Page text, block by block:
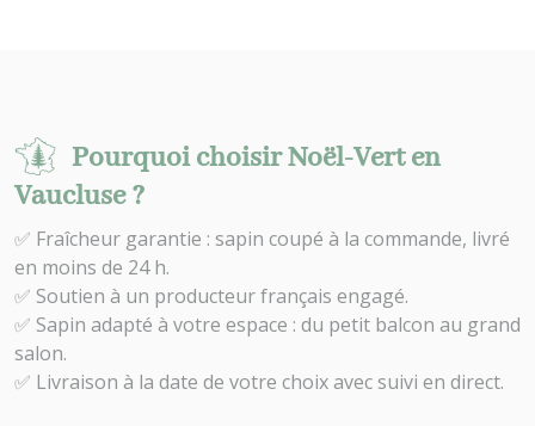
Pourquoi choisir Noël-Vert en
Vaucluse ?
✅ Fraîcheur garantie : sapin coupé à la commande, livré
en moins de 24 h.
✅ Soutien à un producteur français engagé.
✅ Sapin adapté à votre espace : du petit balcon au grand
salon.
✅ Livraison à la date de votre choix avec suivi en direct.